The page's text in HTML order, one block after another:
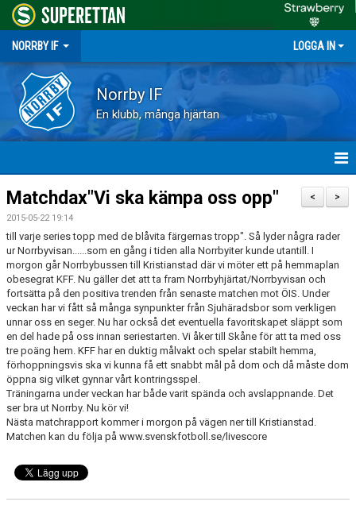
NORRBY IF LOGGA IN
Norrby IF
En klubb, många hjärtan
HEM
NYHETER
FÖRENINGEN
KALENDER
VÅRA LAG
MATCHER
NÄRA NORRBY
VÄRDEGRUND
>
<
Matchdax"Vi ska kämpa oss opp"
2015-05-22 19:14
till varje series topp med de blåvita färgernas tropp". Så lyder några rader
ur Norrbyvisan......som en gång i tiden alla Norrbyiter kunde utantill. I
morgon går Norrbybussen till Kristianstad där vi möter ett på hemmaplan
obesegrat KFF. Nu gäller det att ta fram Norrbyhjärtat/Norrbyvisan och
fortsätta på den positiva trenden från senaste matchen mot ÖIS. Under
veckan har vi fått så många synpunkter från Sjuhäradsbor som verkligen
unnar oss en seger. Nu har också det eventuella favoritskapet släppt som
en del hade på oss innan seriestarten. Vi åker till Skåne för att ta med oss
tre poäng hem. KFF har en duktig målvakt och spelar stabilt hemma,
förhoppningsvis ska vi kunna få ett snabbt mål på dom och då måste dom
öppna sig vilket gynnar vårt kontringsspel.
Träningarna under veckan har både varit spända och avslappnande. Det
ser bra ut Norrby. Nu kör vi!
Nästa matchrapport kommer i morgon på vägen ner till Kristianstad.
Matchen kan du följa på www.svenskfotboll.se/livescore